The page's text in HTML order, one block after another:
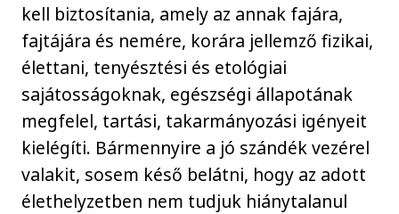
kell biztosítania, amely az annak fajára,
fajtájára és nemére, korára jellemző fizikai,
élettani, tenyésztési és etológiai
sajátosságoknak, egészségi állapotának
megfelel, tartási, takarmányozási igényeit
kielégíti. Bármennyire a jó szándék vezérel
valakit, sosem késő belátni, hogy az adott
élethelyzetben nem tudjuk hiánytalanul